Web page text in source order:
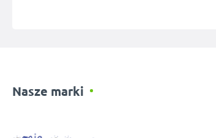
Nasze marki